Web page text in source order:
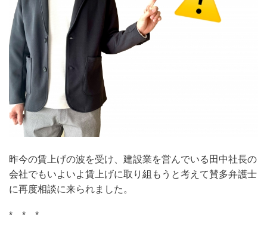
昨今の賃上げの波を受け、建設業を営んでいる田中社長の
会社でもいよいよ賃上げに取り組もうと考えて賛多弁護士
に再度相談に来られました。
* * *